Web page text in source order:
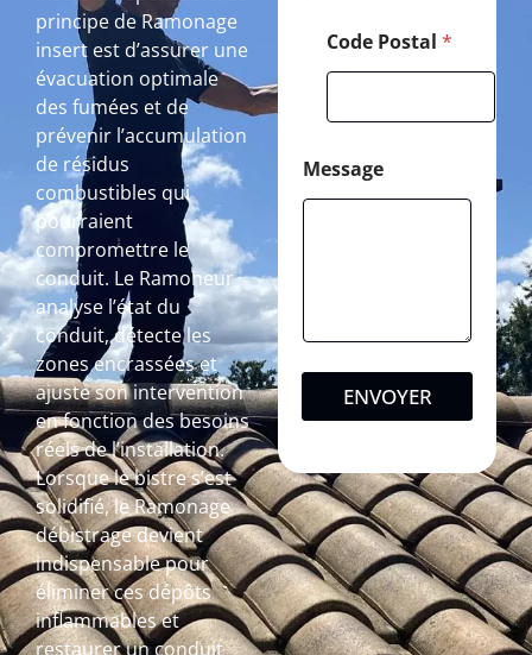
principe de Ramonage
insert est d’assurer une
évacuation optimale
des fumées et de
prévenir l’accumulation
de résidus
combustibles qui
pourraient
compromettre le
conduit. Le Ramoneur
analyse l’état du
conduit, détecte les
zones encrassées et
ajuste son intervention
en fonction des besoins
réels de l’installation.
Lorsque le bistre s’est
solidifié, le Ramonage
débistrage devient
indispensable pour
éliminer ces dépôts
inflammables et
restaurer un conduit
Code Postal *
Message
ENVOYER